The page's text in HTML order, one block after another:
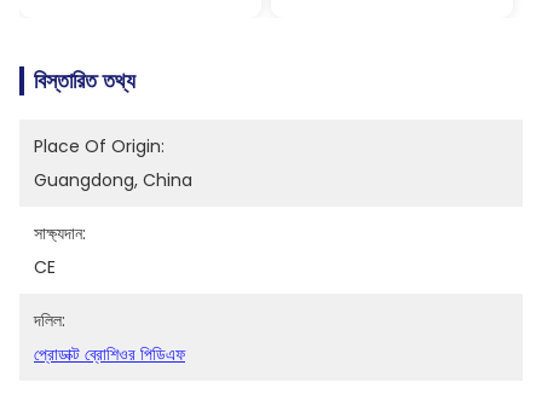
বিস্তারিত তথ্য
Place Of Origin:
Guangdong, China
সাক্ষ্যদান:
CE
দলিল:
প্রোডাক্ট ব্রোশিওর পিডিএফ